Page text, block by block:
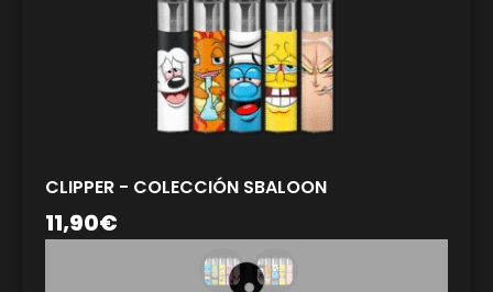
CLIPPER - COLECCIÓN SBALOON
11,90€